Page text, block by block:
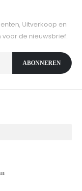
Uitverkoop en
de nieuwsbrief.